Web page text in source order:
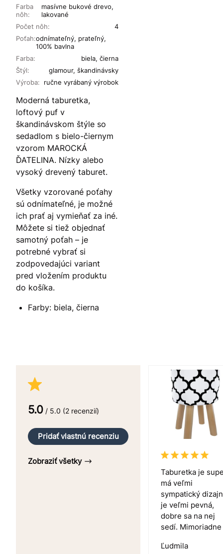
Farba
nôh:
masívne bukové drevo,
lakované
Počet nôh:
4
Poťah:odnímateľný, prateľný,
100% bavlna
Farba:
biela, čierna
Výroba: ručne vyrábaný výrobok
Štýl: glamour, škandinávsky
Moderná taburetka,
loftový puf v
škandinávskom štýle so
sedadlom s bielo-čiernym
vzorom MAROCKÁ
ĎATELINA. Nízky alebo
vysoký drevený taburet.
Všetky vzorované poťahy
sú odnímateľné, je možné
ich prať aj vymieňať za iné.
Môžete si tiež objednať
samotný poťah – je
potrebné vybrať si
zodpovedajúci variant
pred vložením produktu
do košíka.
Farby: biela, čierna
5.0 / 5.0 (2 recenzií)
Pridať vlastnú recenziu
Zobraziť všetky
Taburetka je
má veľmi
sympatický
je veľmi pevná,
dobre sa na nej
sedí. Mimoriadne
Ľudmila